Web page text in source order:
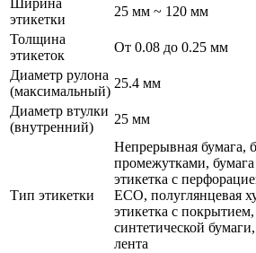
этикетки
25 мм ~ 120 мм
Толщина
этикеток
От 0.08 до 0.25 мм
Диаметр рулона
(максимальный)
25.4 мм
Диаметр втулки
(внутренний)
25 мм
Тип этикетки
Непрерывная бумага,
промежутками,
этикетка с
ECO, полуглянцевая
этикетка с покрытием,
синтетической
лента